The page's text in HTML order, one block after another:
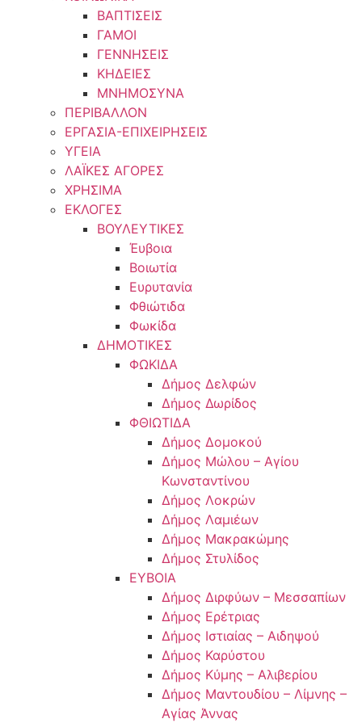
ΒΑΠΤΙΣΕΙΣ
ΓΑΜΟΙ
ΓΕΝΝΗΣΕΙΣ
ΚΗΔΕΙΕΣ
ΜΝΗΜΟΣΥΝΑ
ΠΕΡΙΒΑΛΛΟΝ
ΕΡΓΑΣΙΑ-ΕΠΙΧΕΙΡΗΣΕΙΣ
ΥΓΕΙΑ
ΛΑΪΚΕΣ ΑΓΟΡΕΣ
ΧΡΗΣΙΜΑ
ΕΚΛΟΓΕΣ
ΒΟΥΛΕΥΤΙΚΕΣ
Έυβοια
Βοιωτία
Ευρυτανία
Φθιώτιδα
Φωκίδα
ΔΗΜΟΤΙΚΕΣ
ΦΩΚΙΔΑ
Δήμος Δελφών
Δήμος Δωρίδος
ΦΘΙΩΤΙΔΑ
Δήμος Δομοκού
Δήμος Μώλου – Αγίου
Κωνσταντίνου
Δήμος Λοκρών
Δήμος Λαμιέων
Δήμος Μακρακώμης
Δήμος Στυλίδος
ΕΥΒΟΙΑ
Δήμος Διρφύων – Μεσσαπίων
Δήμος Ερέτριας
Δήμος Ιστιαίας – Αιδηψού
Δήμος Καρύστου
Δήμος Κύμης – Αλιβερίου
Δήμος Μαντουδίου – Λίμνης –
Αγίας Άννας